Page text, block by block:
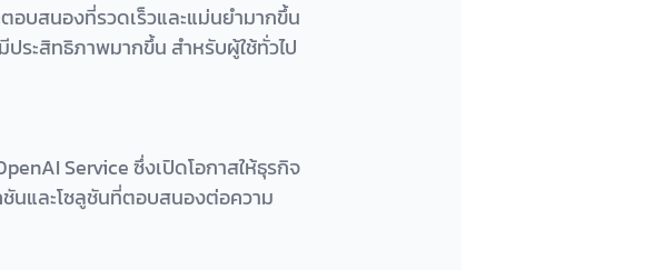
อบสนองที่รวดเร็วและแม่นยำมากขึ้น
ประสิทธิภาพมากขึ้น สำหรับผู้ใช้ทั่วไป
Service ซึ่งเปิดโอกาสให้ธุรกิจ
นและโซลูชันที่ตอบสนองต่อความ